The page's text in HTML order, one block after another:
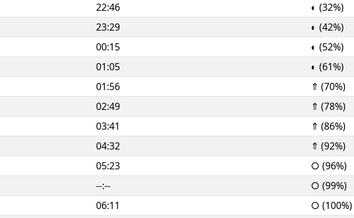
22:46
◐ (32%)
23:29
◐ (42%)
00:15
◐ (52%)
01:05
◐ (61%)
01:56
⇑ (70%)
02:49
⇑ (78%)
03:41
⇑ (86%)
04:32
⇑ (92%)
05:23
○ (96%)
--:--
○ (99%)
06:11
○ (100%)